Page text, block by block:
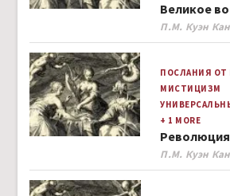
Великое
Author
П.М. Куэн
ПОСЛАНИЯ ОТ
МИСТИЦИЗМ
+ 1 MORE
Author
П.М. Куэн